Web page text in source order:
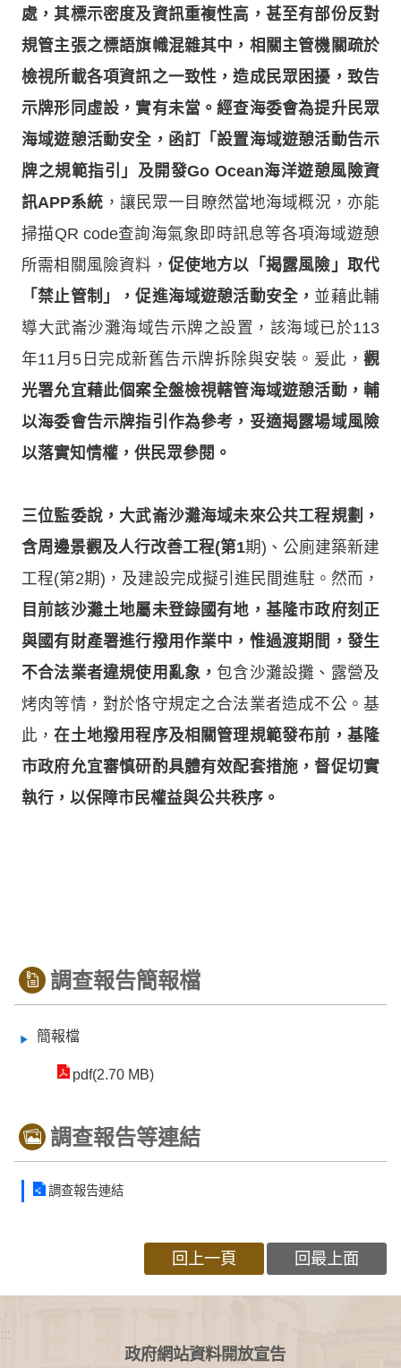
處，其標示密度及資訊重複性高，甚至有部份反對
規管主張之標語旗幟混雜其中，相關主管機關疏於
檢視所載各項資訊之一致性，造成民眾困擾，致告
示牌形同虛設，實有未當。經查海委會為提升民眾
海域遊憩活動安全，函訂「設置海域遊憩活動告示
牌之規範指引」及開發Go Ocean海洋遊憩風險資
訊APP系統 ，讓民眾一目瞭然當地海域概況，亦能
掃描QR code查詢海氣象即時訊息等各項海域遊憩
所需相關風險資料， 促使地方以「揭露風險」取代
「禁止管制」，促進海域遊憩活動安全， 並藉此輔
導大武崙沙灘海域告示牌之設置，該海域已於113
年11月5日完成新舊告示牌拆除與安裝。爰此， 觀
光署允宜藉此個案全盤檢視轄管海域遊憩活動，輔
以海委會告示牌指引作為參考，妥適揭露場域風險
以落實知情權，供民眾參閱。
三位監委說，大武崙沙灘海域未來公共工程規劃，
含周邊景觀及人行改善工程(第1期)、公廁建築新建
工程(第2期)，及建設完成擬引進民間進駐。然而，
目前該沙灘土地屬未登錄國有地，基隆市政府刻正
與國有財產署進行撥用作業中，惟過渡期間，發生
不合法業者違規使用亂象，包含沙灘設攤、露營及
烤肉等情，對於恪守規定之合法業者造成不公。基
此，在土地撥用程序及相關管理規範發布前，基隆
市政府允宜審慎研酌具體有效配套措施，督促切實
執行，以保障市民權益與公共秩序。
調查報告簡報檔
簡報檔
pdf(2.70 MB)
調查報告等連結
調查報告連結
回上一頁 回最上面
:::
政府網站資料開放宣告